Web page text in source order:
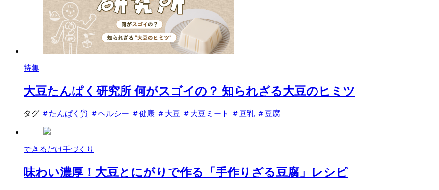
特集
大豆たんぱく研究所 何がスゴイの？ 知られざる大豆のヒミツ
タグ ＃たんぱく質 ＃ヘルシー ＃健康 ＃大豆 ＃大豆ミート ＃豆乳 ＃豆腐
できるだけ手づくり
味わい濃厚！大豆とにがりで作る「手作りざる豆腐」レシピ